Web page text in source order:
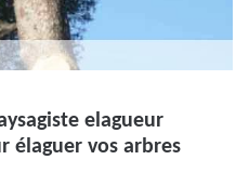
elagueur
élaguer vos arbres